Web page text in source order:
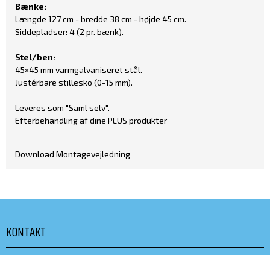
Bænke:
Længde 127 cm - bredde 38 cm - højde 45 cm.
Siddepladser: 4 (2 pr. bænk).
Stel/ben:
45×45 mm varmgalvaniseret stål.
Justérbare stillesko (0-15 mm).
Leveres som "Saml selv".
Efterbehandling af dine PLUS produkter
Download Montagevejledning
KONTAKT